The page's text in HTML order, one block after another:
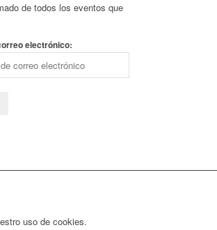
de todos los eventos que
electrónico:
uso de cookies.